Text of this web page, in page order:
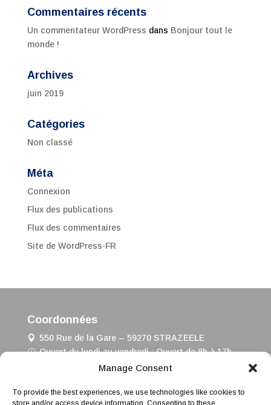
Manage Consent
To provide the best experiences, we use technologies like cookies to
store and/or access device information. Consenting to these
Commentaires récents
Un commentateur WordPress dans Bonjour tout le
monde !
Archives
juin 2019
Catégories
Non classé
Méta
Connexion
Flux des publications
Flux des commentaires
Site de WordPress-FR
Coordonnées
550 Rue de la Gare – 59270 STRAZEELE
Ouvert du lundi au vendredi : Ouvert de 8h à 17h